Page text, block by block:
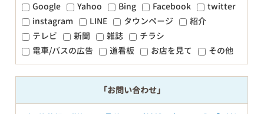
Google Yahoo Bing Facebook
twitter
instagram
LINE タウンページ
紹介
テレビ
新聞 雑誌
チラシ
電車/バスの広告
道看板 お店を見て その他
「お問い合わせ」